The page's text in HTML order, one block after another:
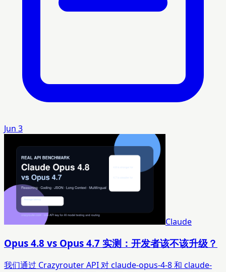
Jun 3
Claude
Opus 4.8 vs Opus 4.7 实测：开发者该不该升级？
我们通过 Crazyrouter API 对 claude-opus-4-8 和 claude-